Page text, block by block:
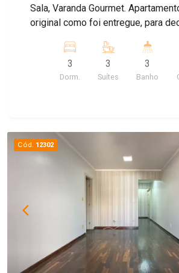
Sala, Varanda Gourmet.
original como foi entregue, para
3
Dorm.
3
Suítes
3
Banho
Cód. 12302